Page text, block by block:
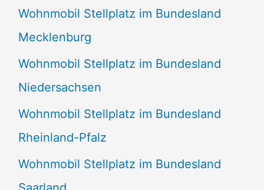
Wohnmobil Stellplatz im Bundesland
Mecklenburg
Wohnmobil Stellplatz im Bundesland
Niedersachsen
Wohnmobil Stellplatz im Bundesland
Rheinland-Pfalz
Wohnmobil Stellplatz im Bundesland